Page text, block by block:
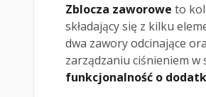
Zblocza zaworowe to
składający się z kilku
dwa zawory odcinające
zarządzaniu ciśnieniem w
funkcjonalność o